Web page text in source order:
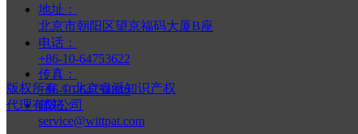
资深专利代理师
电子工程专业学士，多年互联网及芯
片设计领域专利代理经验，曾为大量
互联网及芯片设计企业提供高质量的
专利代理服务。负责电学领域的专利
应用化学学士，具有代理人资格证
书，具有多年代理行业工作经验。为
大量重要客户提供高质量的流程管理
服务，获得广泛好评
地址：
北京市朝阳区望京福码大厦B座
电话：
+86-10-64753622
传真：
+86-10-64754846
邮箱：
service@wittpat.com
版权所有 © 北京睿派知识产权
代理有限公司